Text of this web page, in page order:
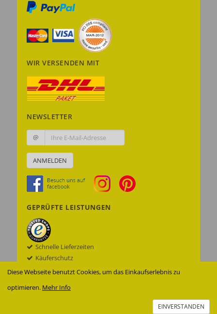
Diese Webseite benutzt Cookies, um das Einkaufserlebnis zu
optimieren. Mehr Info
EINVERSTANDEN
WIR VERSENDEN MIT
NEWSLETTER
@
ANMELDEN
GEPRÜFTE LEISTUNGEN
Schnelle Lieferzeiten
Käuferschutz
Datenschutz
Verschlüsselung